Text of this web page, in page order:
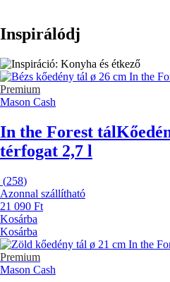
Inspirálódj
Premium
Mason Cash
In the Forest tál
térfogat 2,7 l
(258)
Azonnal szállítható
21 090 Ft
Kosárba
Kosárba
Premium
Mason Cash